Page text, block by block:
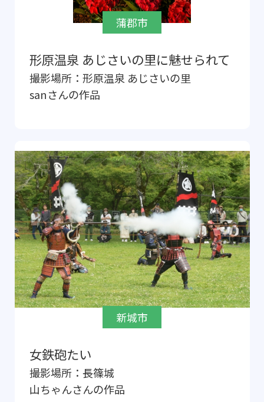
蒲郡市
形原温泉 あじさいの里に魅せられて
撮影場所： 形原温泉 あじさいの里
sanさんの作品
新城市
女鉄砲たい
撮影場所： 長篠城
山ちゃんさんの作品